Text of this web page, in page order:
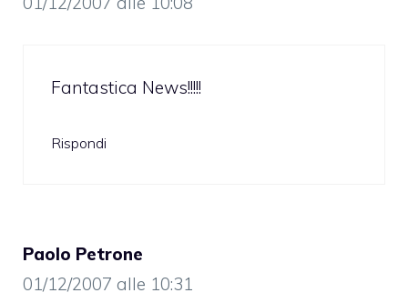
Fantastica News!!!!!
Rispondi
Paolo Petrone
01/12/2007 alle 10:31